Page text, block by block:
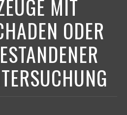
MIT
ODER